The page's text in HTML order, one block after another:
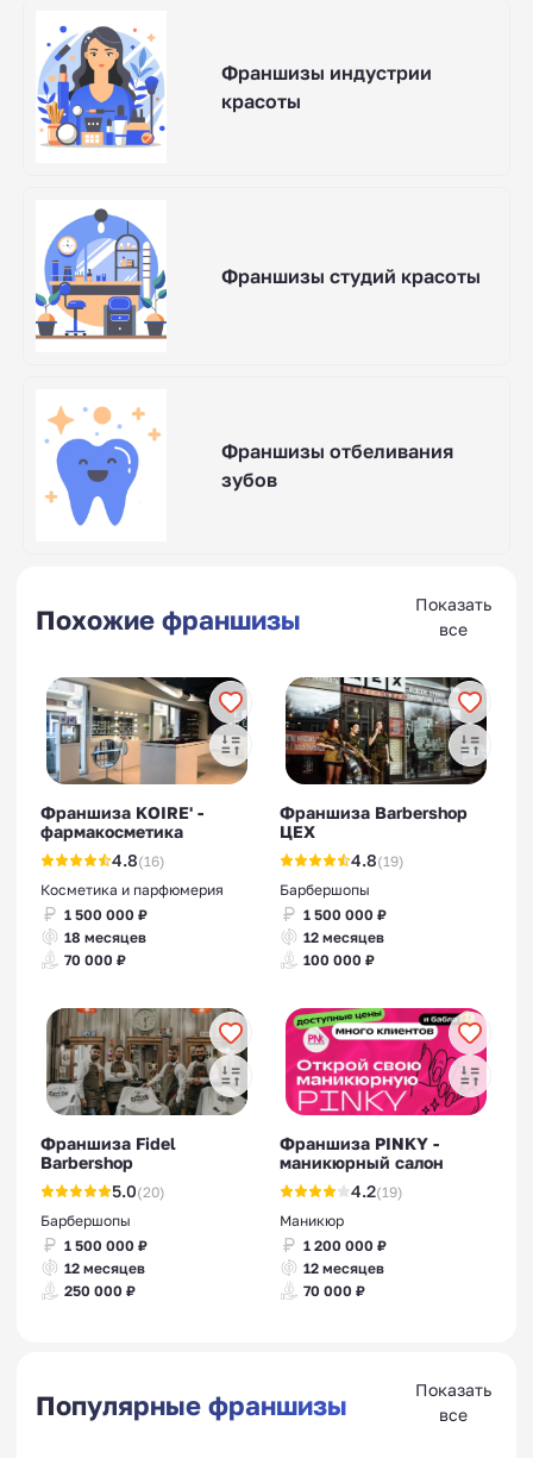
Франшизы индустрии
красоты
Франшизы студий красоты
Франшизы отбеливания
зубов
Похожие франшизы
Показать
все
Франшиза KOIRE' -
фармакосметика
4.8(16)
Косметика и парфюмерия
1 500 000 ₽
18 месяцев
70 000 ₽
Франшиза Barbershop
ЦЕХ
4.8(19)
Барбершопы
1 500 000 ₽
12 месяцев
100 000 ₽
Франшиза Fidel
Barbershop
5.0(20)
Барбершопы
1 500 000 ₽
12 месяцев
250 000 ₽
Франшиза PINKY -
маникюрный салон
4.2(19)
Маникюр
1 200 000 ₽
12 месяцев
70 000 ₽
Популярные франшизы
Показать
все